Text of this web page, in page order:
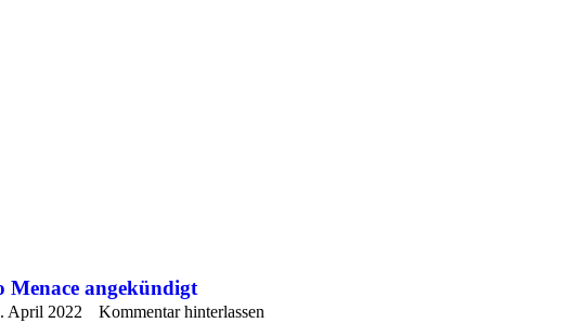
angekündigt
April 2022
Kommentar hinterlassen